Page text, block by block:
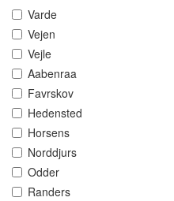
Varde
Vejen
Vejle
Aabenraa
Favrskov
Hedensted
Horsens
Norddjurs
Odder
Randers